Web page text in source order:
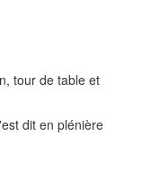
tour de table et
dit en plénière